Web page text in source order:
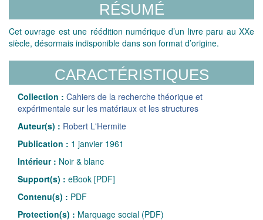
RÉSUMÉ
Cet ouvrage est une réédition numérique d’un livre paru au XXe
siècle, désormais indisponible dans son format d’origine.
CARACTÉRISTIQUES
Collection : Cahiers de la recherche théorique et
expérimentale sur les matériaux et les structures
Auteur(s) : Robert L'Hermite
Publication : 1 janvier 1961
Intérieur : Noir & blanc
Support(s) : eBook [PDF]
Contenu(s) : PDF
Protection(s) : Marquage social (PDF)